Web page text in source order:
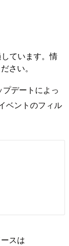
ています。情
さい。
デートによっ
ベントのフィル
スは